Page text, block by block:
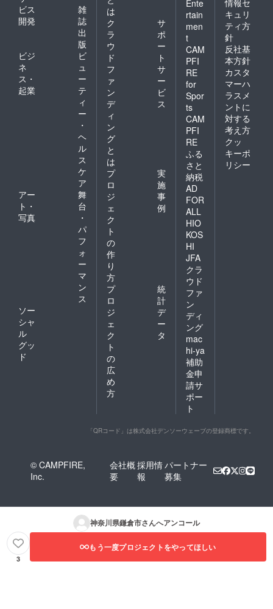
ビス
開発
雑
誌
出
版
ビジ
ネ
ス・
起業
ビ
ュ
ー
テ
ィ
ー
・
ヘ
ル
ス
ケ
ア
アー
ト・
写真
舞
台
・
パ
フ
ォ
ー
マ
ン
ス
ソー
シャ
ル
グッ
ド
は
ク
ラ
ウ
ド
フ
ァ
ン
デ
ィ
ン
グ
と
は
サ
ポ
ー
ト
サ
ー
ビ
ス
プ
ロ
ジ
ェ
ク
ト
の
作
り
方
実
施
事
例
プ
ロ
ジ
ェ
ク
ト
の
広
め
方
統
計
デ
ー
タ
Ente
rtain
men
t
CAM
PFI
RE
for
Spor
ts
CAM
PFI
RE
ふる
さと
納税
AD
FOR
ALL
HIO
KOS
HI
JFA
クラ
ウド
ファ
ン
ディ
ング
mac
hi-ya
補助
金申
請サ
ポー
ト
キュリ
ティ方
針
反社基
本方針
カスタ
マーハ
ラスメ
ントに
対する
考え方
クッ
キーポ
リシー
「QRコード」は株式会社デンソーウェーブの登録商標です。
© CAMPFIRE,
Inc.
会社概
要
採用情
報
パートナー
募集
神奈川県鎌倉市さんへアンコール
3
もう一度プロジェクトをやってほしい